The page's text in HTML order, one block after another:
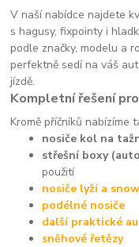
V naší nabídce najdete
s hagusy, fixpointy i
podle značky, modelu a
perfektně sedí na váš
jízdě.
Kompletní řešení
Kromě příčníků nabízíme
nosiče kol na
střešní boxy
použití
nosiče lyží a
podélné nosiče
další praktické
sněhové řetězy